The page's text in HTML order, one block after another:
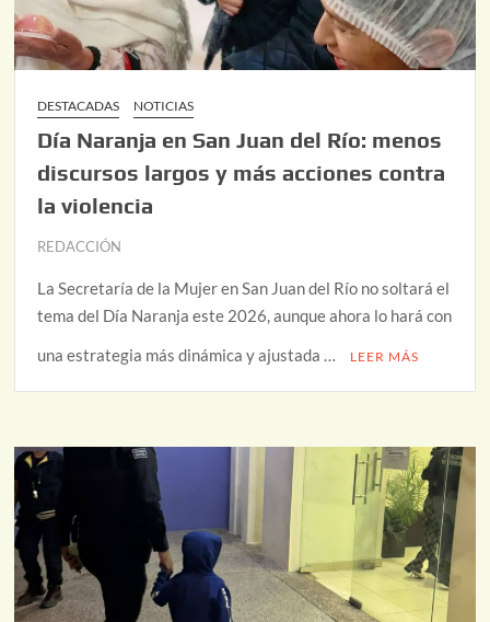
DESTACADAS NOTICIAS
Día Naranja en San Juan del Río: menos
discursos largos y más acciones contra
la violencia
REDACCIÓN
La Secretaría de la Mujer en San Juan del Río no soltará el
tema del Día Naranja este 2026, aunque ahora lo hará con
una estrategia más dinámica y ajustada …
LEER MÁS